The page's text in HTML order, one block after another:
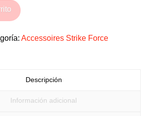
Accessoires Strike Force
Descripción
Información adicional